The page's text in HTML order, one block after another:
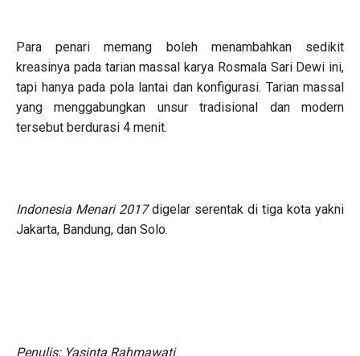
Para penari memang boleh menambahkan sedikit
kreasinya pada tarian massal karya Rosmala Sari Dewi ini,
tapi hanya pada pola lantai dan konfigurasi. Tarian massal
yang menggabungkan unsur tradisional dan modern
tersebut berdurasi 4 menit.
Indonesia Menari 2017digelar serentak di tiga kota yakni
Jakarta, Bandung, dan Solo.
Penulis: Yasinta Rahmawati